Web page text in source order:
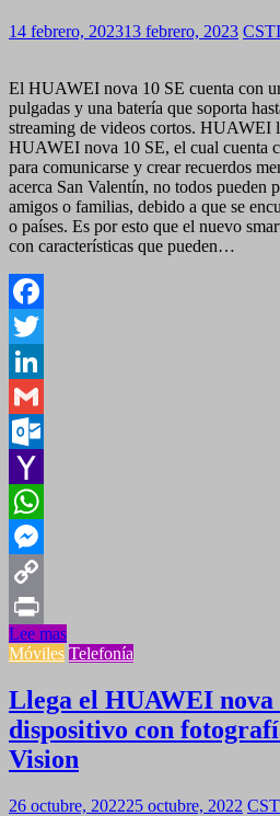
14 febrero, 202313 febrero, 2023
El HUAWEI nova 10 SE cuenta con
pulgadas y una batería que soporta
streaming de videos cortos. HUAWEI
HUAWEI nova 10 SE, el cual cuenta
para comunicarse y crear recuerdos
acerca San Valentín, no todos pueden
amigos o familias, debido a que se
o países. Es por esto que el nuevo
con características que pueden…
Facebook
Twitter
LinkedIn
Gmail
Outlook.com
Yahoo
Mail
WhatsApp
Messenger
Copy
Link
Print
Lee mas
Móviles Telefonía
Llega el HUAWEI
dispositivo con
Vision
26 octubre, 202225 octubre, 2022